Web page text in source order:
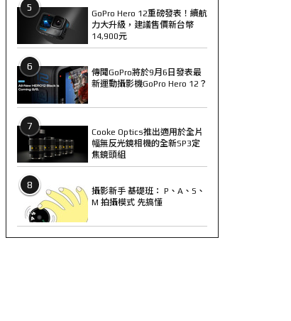
5
GoPro Hero 12重磅發表！續航
力大升級，建議售價新台幣
14,900元
6
傳聞GoPro將於9月6日發表最
新運動攝影機GoPro Hero 12？
7
Cooke Optics推出適用於全片
幅無反光鏡相機的全新SP3定
焦鏡頭組
8
攝影新手 基礎班： P、A、S、
M 拍攝模式 先搞懂